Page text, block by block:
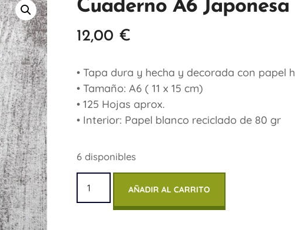
Cuaderno A6 Japonesa
12,00 €
• Tapa dura y hecha y decorada con papel
• Tamaño: A6 ( 11 x 15 cm)
• 125 Hojas aprox.
• Interior: Papel blanco reciclado de 80 gr
6 disponibles
AÑADIR AL CARRITO